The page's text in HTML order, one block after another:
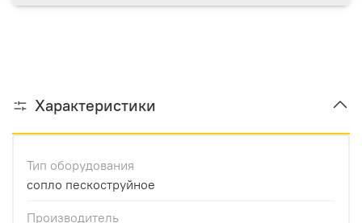
Характеристики
Тип оборудования
сопло пескоструйное
Производитель